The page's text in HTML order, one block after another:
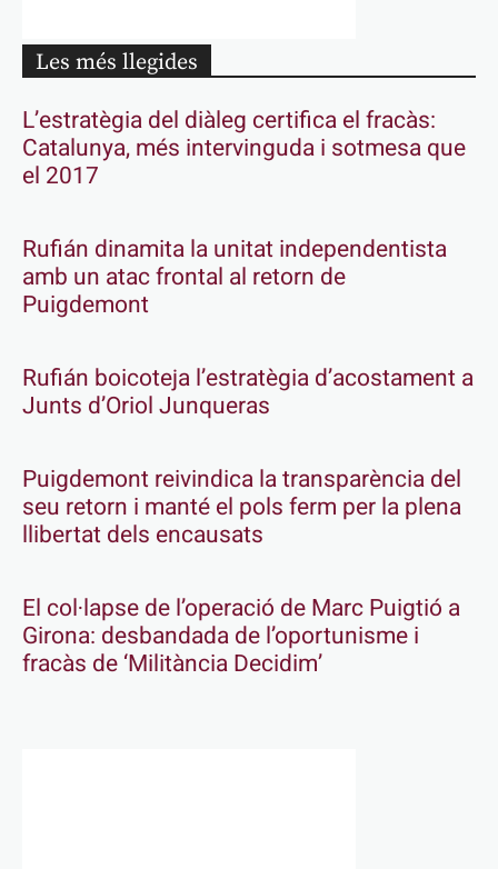
Les més llegides
L’estratègia del diàleg certifica el fracàs:
Catalunya, més intervinguda i sotmesa que
el 2017
Rufián dinamita la unitat independentista
amb un atac frontal al retorn de
Puigdemont
Rufián boicoteja l’estratègia d’acostament a
Junts d’Oriol Junqueras
Puigdemont reivindica la transparència del
seu retorn i manté el pols ferm per la plena
llibertat dels encausats
El col·lapse de l’operació de Marc Puigtió a
Girona: desbandada de l’oportunisme i
fracàs de ‘Militància Decidim’